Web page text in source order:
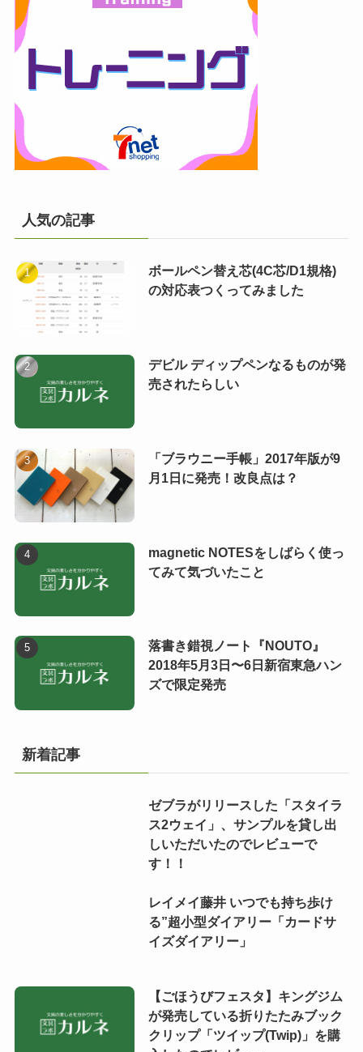
人気の記事
ボールペン替え芯(4C芯/D1規格)
の対応表つくってみました
デビル ディップペンなるものが発
売されたらしい
「ブラウニー手帳」2017年版が9
月1日に発売！改良点は？
magnetic NOTESをしばらく使っ
てみて気づいたこと
落書き錯視ノート『NOUTO』
2018年5月3日〜6日新宿東急ハン
ズで限定発売
新着記事
ゼブラがリリースした「スタイラ
ス2ウェイ」、サンプルを貸し出
しいただいたのでレビューで
す！！
レイメイ藤井 いつでも持ち歩け
る”超小型ダイアリー「カードサ
イズダイアリー」
【ごほうびフェスタ】キングジム
が発売している折りたたみブック
クリップ「ツイップ(Twip)」を購